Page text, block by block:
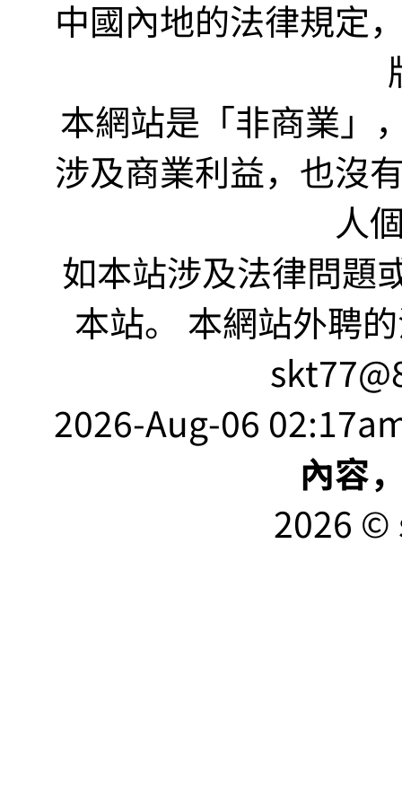
中國內地的法律規定
本網站是「非商業
涉及商業利益，也沒
人
如本站涉及法律問題
本站。 本網站外聘
2026-Aug-06
內容
2026 ©